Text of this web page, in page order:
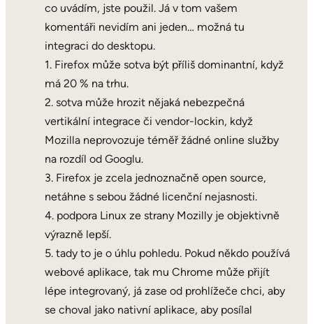
co uvádím, jste použil. Já v tom vašem
komentáři nevidím ani jeden… možná tu
integraci do desktopu.
1. Firefox může sotva být příliš dominantní, když
má 20 % na trhu.
2. sotva může hrozit nějaká nebezpečná
vertikální integrace či vendor-lockin, když
Mozilla neprovozuje téměř žádné online služby
na rozdíl od Googlu.
3. Firefox je zcela jednoznačně open source,
netáhne s sebou žádné licenční nejasnosti.
4. podpora Linux ze strany Mozilly je objektivně
výrazně lepší.
5. tady to je o úhlu pohledu. Pokud někdo používá
webové aplikace, tak mu Chrome může přijít
lépe integrovaný, já zase od prohlížeče chci, aby
se choval jako nativní aplikace, aby posílal